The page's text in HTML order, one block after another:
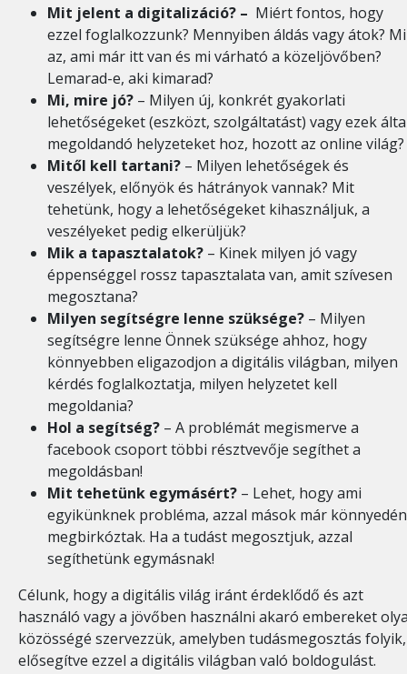
Mit jelent a digitalizáció? – Miért fontos, hogy
ezzel foglalkozzunk? Mennyiben áldás vagy átok? Mi
az, ami már itt van és mi várható a közeljövőben?
Lemarad-e, aki kimarad?
Mi, mire jó? – Milyen új, konkrét gyakorlati
lehetőségeket (eszközt, szolgáltatást) vagy ezek
megoldandó helyzeteket hoz, hozott az online világ?
Mitől kell tartani? – Milyen lehetőségek és
veszélyek, előnyök és hátrányok vannak? Mit
tehetünk, hogy a lehetőségeket kihasználjuk, a
veszélyeket pedig elkerüljük?
Mik a tapasztalatok? – Kinek milyen jó vagy
éppenséggel rossz tapasztalata van, amit szívesen
megosztana?
Milyen segítségre lenne szüksége? – Milyen
segítségre lenne Önnek szüksége ahhoz, hogy
könnyebben eligazodjon a digitális világban, milyen
kérdés foglalkoztatja, milyen helyzetet kell
megoldania?
Hol a segítség? – A problémát megismerve a
facebook csoport többi résztvevője segíthet a
megoldásban!
Mit tehetünk egymásért? – Lehet, hogy ami
egyikünknek probléma, azzal mások már könnyedén
megbirkóztak. Ha a tudást megosztjuk, azzal
segíthetünk egymásnak!
Célunk, hogy a digitális világ iránt érdeklődő és azt
használó vagy a jövőben használni akaró embereket
közösségé szervezzük, amelyben tudásmegosztás folyik,
elősegítve ezzel a digitális világban való boldogulást.